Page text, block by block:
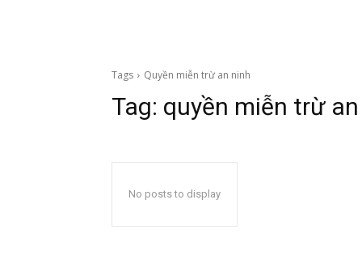
Tags Quyền miễn trừ an ninh
Tag: quyền miễn trừ
No posts to display